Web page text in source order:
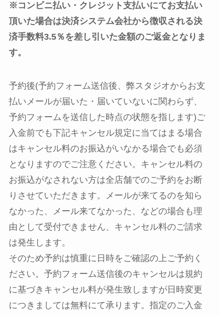
※コンビニ払い・クレジット支払いにてお支払い
頂いた場合は決済システム会社から徴収される決
済手数料3.5％を差し引いた金額のご返金となりま
す。
予約後(予約フォーム送信後、弊スタジオからお支
払いメールが届いた・届いていないに関わらず、
予約フォームを送信した時点の状態を指します)ご
入金前でも下記キャンセル規定に当てはまる場合
はキャンセル料のお振込がいなかる場合でも必須
となりますのでご注意ください。キャンセル料の
お振込がなされない方は全店舗でのご予約をお断
りさせていただきます。メールが来てるのを知ら
なかった、メール来てなかった、などの場合も理
由として受付できません、キャンセル料のご請求
は発生します。
そのため予約は慎重に日時をご確認の上ご予約く
ださい。予約フォーム送信後のキャンセルは規約
に基づきキャンセル料が発生致しますが日時変更
につきましては無料にて承ります。指定のご入金